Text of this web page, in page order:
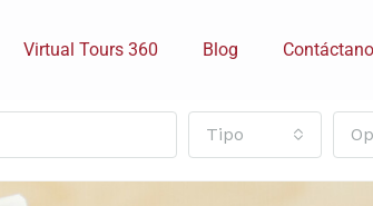
Virtual Tours 360 Blog
Tipo